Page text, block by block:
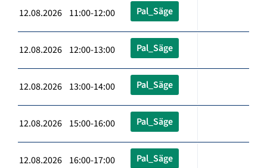
12.08.2026 11:00-12:00 Pal_Säge
12.08.2026 12:00-13:00 Pal_Säge
12.08.2026 13:00-14:00 Pal_Säge
12.08.2026 15:00-16:00 Pal_Säge
12.08.2026 16:00-17:00 Pal_Säge